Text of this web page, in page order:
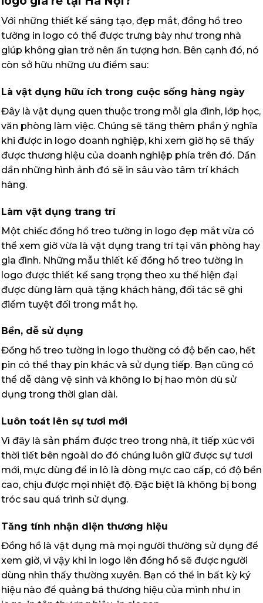
Với những thiết kế sáng tạo, đẹp mắt, đồng hồ treo
tường in logo có thể được trưng bày như trong nhà
giúp không gian trở nên ấn tượng hơn. Bên cạnh đó, nó
còn sở hữu những ưu điểm sau:
Là vật dụng hữu ích trong cuộc sống hàng ngày
Đây là vật dụng quen thuộc trong mỗi gia đình, lớp học,
văn phòng làm việc. Chúng sẽ tăng thêm phần ý nghĩa
khi được in logo doanh nghiệp, khi xem giờ họ sẽ thấy
được thương hiệu của doanh nghiệp phía trên đó. Dần
dần những hình ảnh đó sẽ in sâu vào tâm trí khách
hàng.
Làm vật dụng trang trí
Một chiếc đồng hồ treo tường in logo đẹp mắt vừa có
thể xem giờ vừa là vật dụng trang trí tại văn phòng hay
gia đình. Những mẫu thiết kế đồng hồ treo tường in
logo được thiết kế sang trọng theo xu thế hiện đại
được dùng làm quà tặng khách hàng, đối tác sẽ ghi
điểm tuyệt đối trong mắt họ.
Bền, dễ sử dụng
Đồng hồ treo tường in logo thường có độ bền cao, hết
pin có thể thay pin khác và sử dụng tiếp. Bạn cũng có
thể dễ dàng vệ sinh và không lo bị hao mòn dù sử
dụng trong thời gian dài.
Luôn toát lên sự tươi mới
Vì đây là sản phẩm được treo trong nhà, ít tiếp xúc với
thời tiết bên ngoài do đó chúng luôn giữ được sự tươi
mới, mực dùng để in lô là dòng mực cao cấp, có độ bền
cao, chịu được mọi nhiệt độ. Đặc biệt là không bị bong
tróc sau quá trình sử dụng.
Tăng tính nhận diện thương hiệu
Đồng hồ là vật dụng mà mọi người thường sử dụng để
xem giờ, vì vậy khi in logo lên đồng hồ sẽ được người
dùng nhìn thấy thường xuyên. Bạn có thể in bất kỳ ký
hiệu nào để quảng bá thương hiệu của mình như in